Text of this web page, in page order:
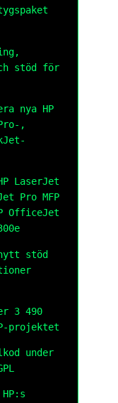
stöd för
nya HP
,
LaserJet
Pro MFP
OfficeJet
stöd
3 490
projektet
under